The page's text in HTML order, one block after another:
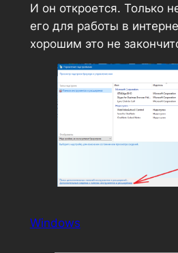
И он откроется. Только
его для работы в
хорошим это не
Windows